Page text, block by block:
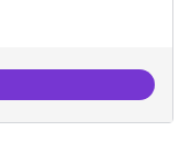
i capa digital